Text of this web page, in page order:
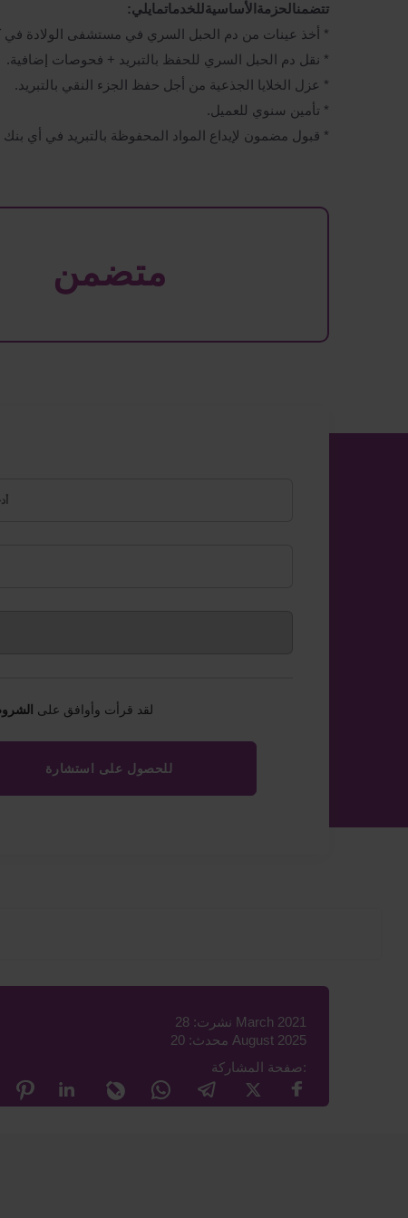
تتضمنالحزمة الأساسية للخدماتما يلي:
* أخذ عينات من دم الحبل السري في مستشفى الولادة في
* نقل دم الحبل السري للحفظ بالتبريد + فحوصات إضافية.
* عزل الخلايا الجذعية من أجل حفظ الجزء النقي بالتبريد.
* تأمين سنوي للعميل.
* قبول مضمون لإيداع المواد المحفوظة بالتبريد في أي بنك
متضمن
لقد قرأت وأوافق على
نشرت: 28 March 2021
محدث: 20 August 2025
صفحة المشاركة: